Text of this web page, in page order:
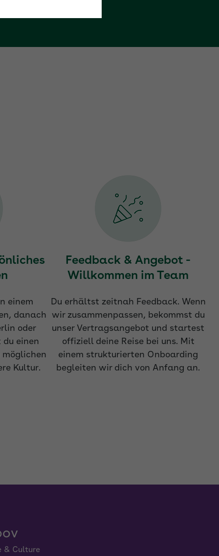
einem
danach
oder
du einen
möglichen
Kultur.
Feedback & Angebot -
Willkommen im Team
Du erhältst zeitnah Feedback. Wenn
wir zusammenpassen, bekommst du
unser Vertragsangebot und startest
offiziell deine Reise bei uns. Mit
einem strukturierten Onboarding
begleiten wir dich von Anfang an.
& Culture